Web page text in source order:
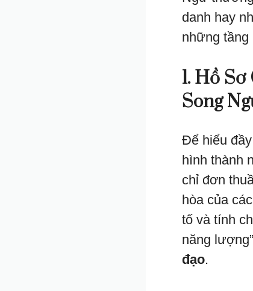
danh hay
những tầng
1. Hồ
Song
Để hiểu
hình thành
chỉ đơn
hòa của
tố và tính
năng
đạo.